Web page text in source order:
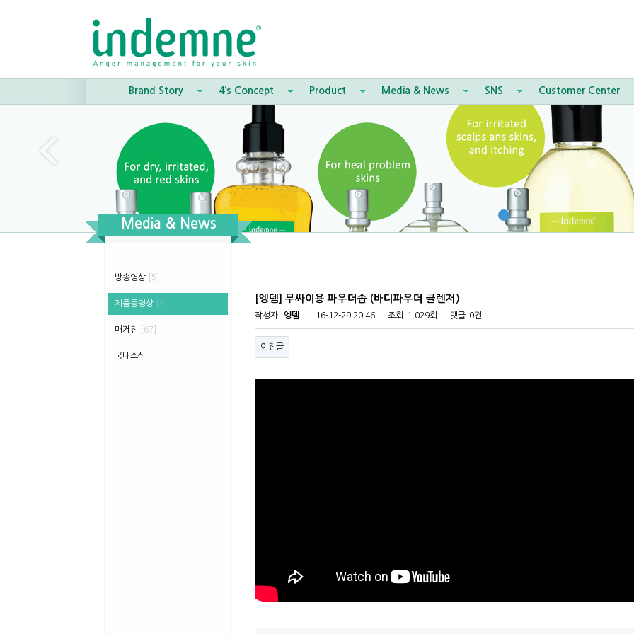
Brand Story 4’s Concept Product Media & News SNS Customer Center
Media & News
방송영상 [5]
제품동영상 [3]
매거진 [67]
국내소식
[엥뎀] 무싸이용 파우더솝 (바디파우더 클렌저)
작성자 엥뎀 16-12-29 20:46 조회 1,029회 댓글 0건
이전글